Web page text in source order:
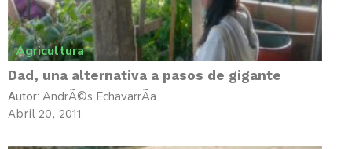
Agricultura
Dad, una alternativa a pasos de gigante
Autor: AndrÃ©s EchavarrÃ­a
Abril 20, 2011